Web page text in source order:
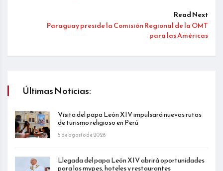
Read Next
Paraguay preside la Comisión Regional de la OMT
para las Américas
Últimas Noticias:
Visita del papa León XIV impulsará nuevas rutas
de turismo religioso en Perú
5 de agosto de 2026
Llegada del papa León XIV abrirá oportunidades
para las mypes, hoteles y restaurantes